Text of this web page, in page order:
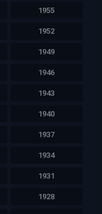
1955
1952
1949
1946
1943
1940
1937
1934
1931
1928